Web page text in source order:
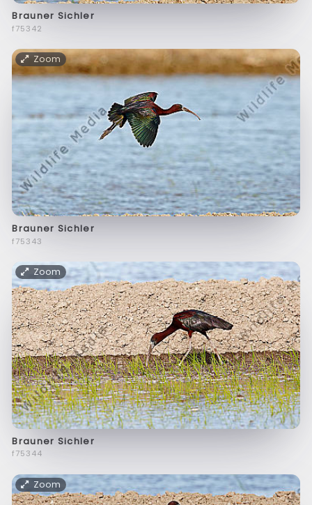
Brauner Sichler
f75342
Zoom
Brauner Sichler
f75343
Zoom
Brauner Sichler
f75344
Zoom